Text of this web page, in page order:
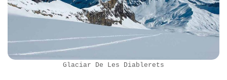
Glaciar De Les Diablerets